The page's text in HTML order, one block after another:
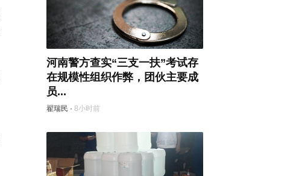
河南警方查实“三支一扶”考试存
在规模性组织作弊，团伙主要成
员...
翟瑞民 · 8小时前